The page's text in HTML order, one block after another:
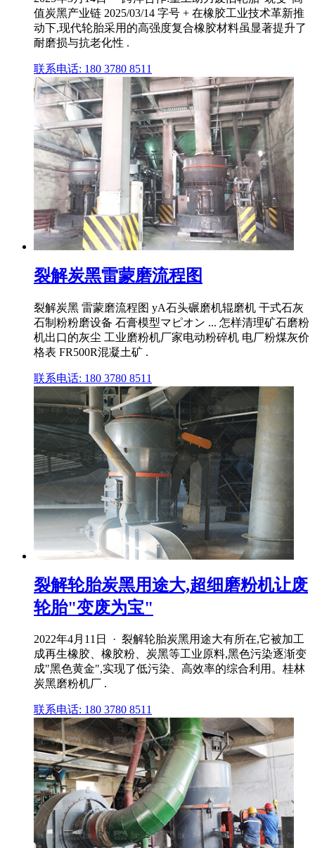
值炭黑产业链 2025/03/14 字号 + 在橡胶工业技术革新推
动下,现代轮胎采用的高强度复合橡胶材料虽显著提升了
耐磨损与抗老化性 .
联系电话: 180 3780 8511
裂解炭黑雷蒙磨流程图
裂解炭黑 雷蒙磨流程图 yA石头碾磨机辊磨机 干式石灰
石制粉粉磨设备 石膏模型マピオン ... 怎样清理矿石磨粉
机出口的灰尘 工业磨粉机厂家电动粉碎机 电厂粉煤灰价
格表 FR500R混凝土矿 .
联系电话: 180 3780 8511
裂解轮胎炭黑用途大,超细磨粉机让废
轮胎"变废为宝"
2022年4月11日 · 裂解轮胎炭黑用途大有所在,它被加工
成再生橡胶、橡胶粉、炭黑等工业原料,黑色污染逐渐变
成"黑色黄金",实现了低污染、高效率的综合利用。桂林
炭黑磨粉机厂 .
联系电话: 180 3780 8511